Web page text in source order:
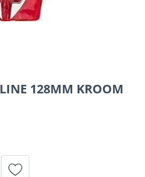
128MM KROOM